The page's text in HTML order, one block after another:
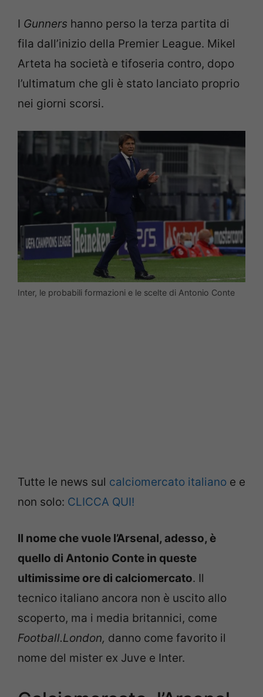
I Gunners hanno perso la terza partita di
fila dall’inizio della Premier League. Mikel
Arteta ha società e tifoseria contro, dopo
l’ultimatum che gli è stato lanciato proprio
nei giorni scorsi.
Inter, le probabili formazioni e le scelte di Antonio Conte
Tutte le news sul calciomercato italiano e e
non solo: CLICCA QUI!
Il nome che vuole l’Arsenal, adesso, è
quello di Antonio Conte in queste
ultimissime ore di calciomercato. Il
tecnico italiano ancora non è uscito allo
scoperto, ma i media britannici, come
Football.London, danno come favorito il
nome del mister ex Juve e Inter.